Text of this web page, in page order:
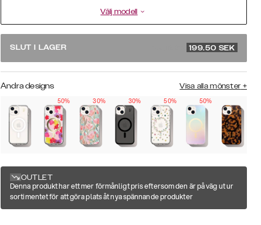
Välj modell
SLUT I LAGER 199.50 SEK
Andra designs Visa alla mönster +
50%
30% 30% 50% 50%
OUTLET
Denna produkt har ett mer förmånligt pris eftersom den är på väg ut ur
sortimentet för att göra plats åt nya spännande produkter